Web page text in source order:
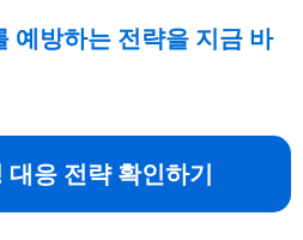
예방하는 전략을 지금 바
대응 전략 확인하기